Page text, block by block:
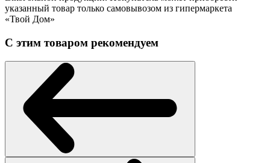
указанный товар только самовывозом из гипермаркета
«Твой Дом»
С этим товаром рекомендуем